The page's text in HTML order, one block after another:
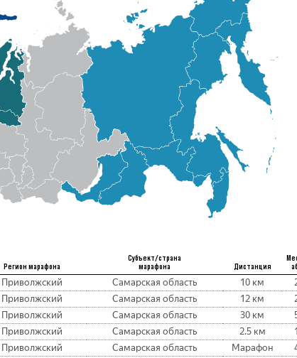
Регион марафона
Субъект/страна
марафона
Дистанция
Приволжский Самарская область 10 км
Приволжский Самарская область 12 км
Приволжский Самарская область 30 км
Приволжский Самарская область 2.5 км 1
Приволжский Самарская область Марафон